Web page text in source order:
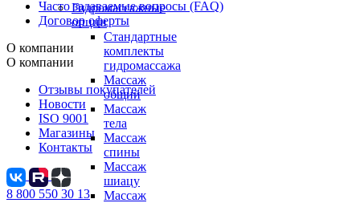
Гидромассажные
опции
Стандартные
комплекты
гидромассажа
Массаж
общий
Массаж
тела
Массаж
спины
Массаж
шиацу
Массаж
Часто задаваемые вопросы (FAQ)
Договор оферты
О компании
О компании
Отзывы покупателей
Новости
ISO 9001
Магазины
Контакты
8 800 550 30 13